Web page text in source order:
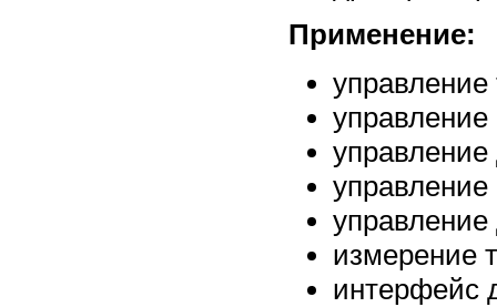
Применение:
управление
управление
измерение
интерфейс